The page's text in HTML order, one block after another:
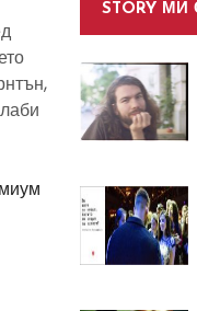
STORY МИ